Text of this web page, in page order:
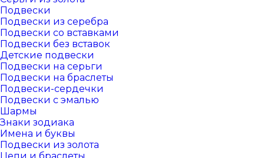
Подвески
Подвески из серебра
Подвески со вставками
Подвески без вставок
Детские подвески
Подвески на серьги
Подвески на браслеты
Подвески-сердечки
Подвески с эмалью
Шармы
Знаки зодиака
Имена и буквы
Подвески из золота